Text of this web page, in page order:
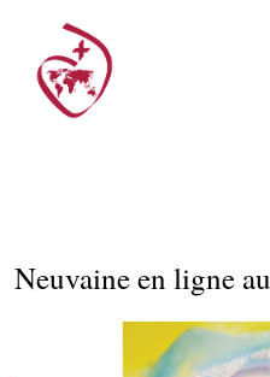
Neuvaine en ligne